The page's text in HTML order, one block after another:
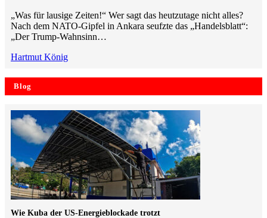
„Was für lausige Zeiten!“ Wer sagt das heutzutage nicht alles?
Nach dem NATO-Gipfel in Ankara seufzte das „Handelsblatt“:
„Der Trump-Wahnsinn…
Hartmut König
Blog
Wie Kuba der US-Energieblockade trotzt